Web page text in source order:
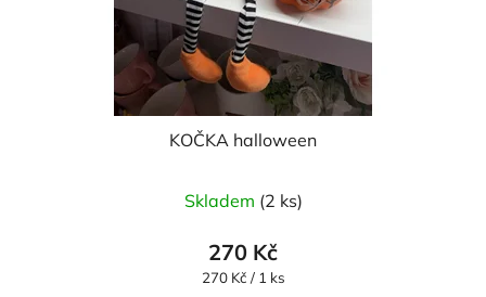
KOČKA halloween
Skladem (2 ks)
270 Kč
Měrná
270 Kč / 1 ks